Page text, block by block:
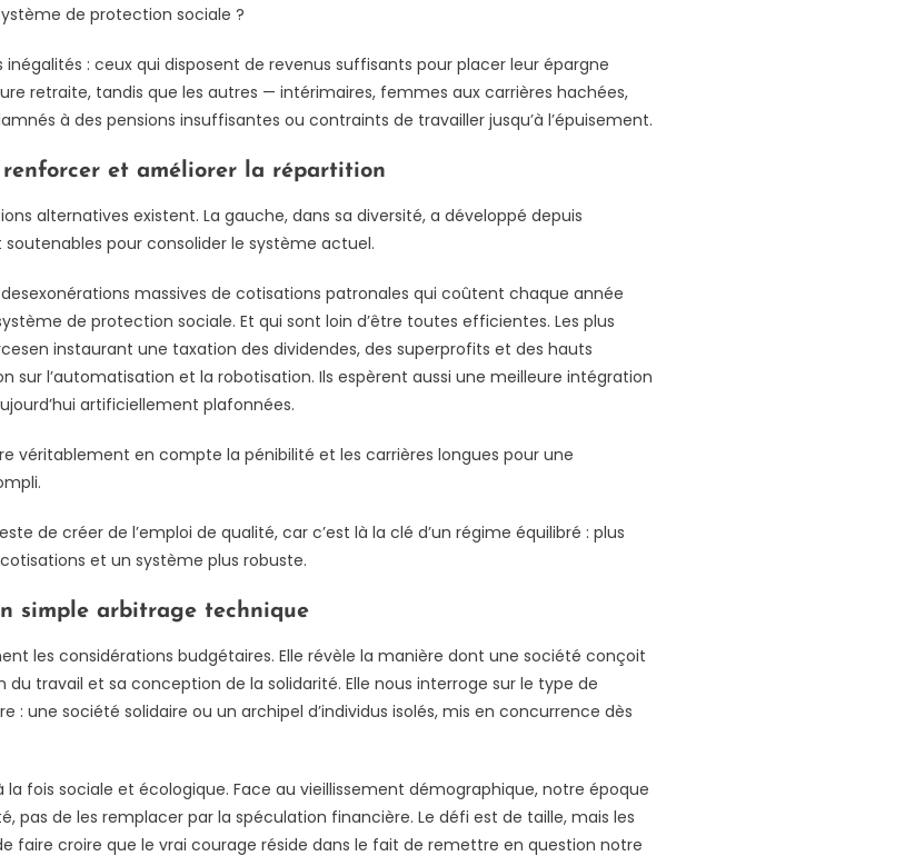
de protection sociale ?
: ceux qui disposent de revenus suffisants pour placer leur épargne
retraite, tandis que les autres — intérimaires, femmes aux carrières hachées,
à des pensions insuffisantes ou contraints de travailler jusqu’à l’épuisement.
et améliorer la répartition
alternatives existent. La gauche, dans sa diversité, a développé depuis
pour consolider le système actuel.
massives de cotisations patronales qui coûtent chaque année
de protection sociale. Et qui sont loin d’être toutes efficientes. Les plus
instaurant une taxation des dividendes, des superprofits et des hauts
sur l’automatisation et la robotisation. Ils espèrent aussi une meilleure intégration
artificiellement plafonnées.
véritablement en compte la pénibilité et les carrières longues pour une
de créer de l’emploi de qualité, car c’est là la clé d’un régime équilibré : plus
et un système plus robuste.
simple arbitrage technique
les considérations budgétaires. Elle révèle la manière dont une société conçoit
du travail et sa conception de la solidarité. Elle nous interroge sur le type de
une société solidaire ou un archipel d’individus isolés, mis en concurrence dès
fois sociale et écologique. Face au vieillissement démographique, notre époque
pas de les remplacer par la spéculation financière. Le défi est de taille, mais les
faire croire que le vrai courage réside dans le fait de remettre en question notre